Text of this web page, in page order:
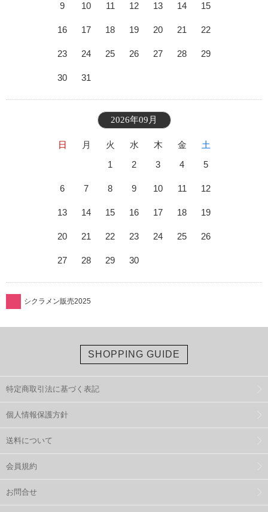
9 10 11 12 13 14 15
16 17 18 19 20 21 22
23 24 25 26 27 28 29
30 31
2026年09月
日 月 火 水 木 金
土
1
2 3 4 5
6 7 8 9 10 11 12
13 14 15 16 17 18 19
20 21 22 23 24 25 26
27 28 29 30
シクラメン販売2025
SHOPPING GUIDE
特定商取引法に基づく表記
個人情報保護方針
送料について
会員規約
お問合せ